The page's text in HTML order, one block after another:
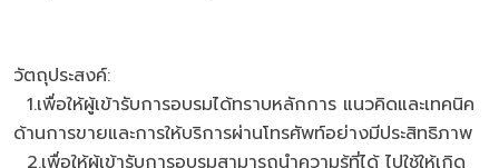
วัตถุประสงค์:
1.เพื่อให้ผู้เข้ารับการอบรมได้ทราบหลักการ แนวคิดและเทคนิค
ด้านการขายและการให้บริการผ่านโทรศัพท์อย่างมีประสิทธิภาพ